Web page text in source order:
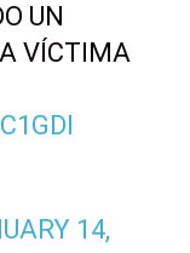
UN
VÍCTIMA
14,